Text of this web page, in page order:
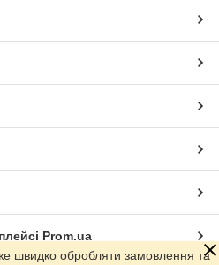
Prom.ua
швидко обробляти замовлення та